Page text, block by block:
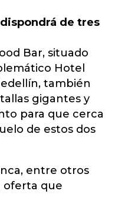
de tres
Bar, situado
Hotel
también
gigantes y
para que cerca
de estos dos
entre otros
oferta que